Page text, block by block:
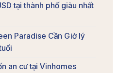
tại thành phố giàu nhất
Paradise Cần Giờ lý
an cư tại Vinhomes